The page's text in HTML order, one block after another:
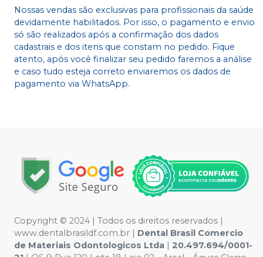
Nossas vendas são exclusivas para profissionais da saúde
devidamente habilitados. Por isso, o pagamento e envio
só são realizados após a confirmação dos dados
cadastrais e dos itens que constam no pedido. Fique
atento, após você finalizar seu pedido faremos a análise
e caso tudo esteja correto enviaremos os dados de
pagamento via WhatsApp.
Copyright © 2024 | Todos os direitos reservados |
www.dentalbrasildf.com.br | Dental Brasil Comercio
de Materiais Odontologicos Ltda | 20.497.694/0001-